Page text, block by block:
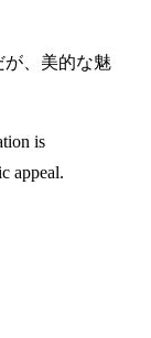
が、美的な魅
is
appeal.